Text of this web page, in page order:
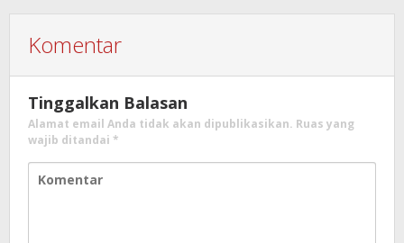
Komentar
Tinggalkan Balasan
Alamat email Anda tidak akan dipublikasikan. Ruas yang
wajib ditandai *